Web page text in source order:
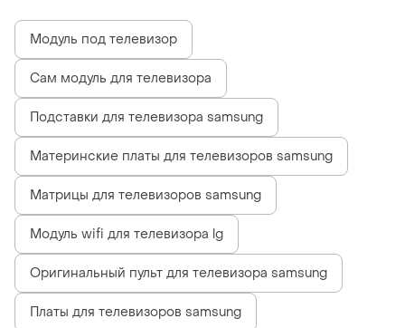
Модуль под телевизор
Сам модуль для телевизора
Подставки для телевизора samsung
Материнские платы для телевизоров samsung
Матрицы для телевизоров samsung
Модуль wifi для телевизора lg
Оригинальный пульт для телевизора samsung
Платы для телевизоров samsung